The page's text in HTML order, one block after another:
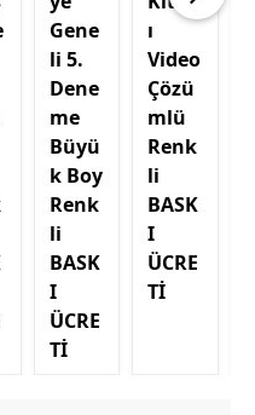
Gene
li 5.
Dene
me
Büyü
k Boy
Renk
li
BASK
I
ÜCRE
Tİ
ı
Video
Çözü
mlü
Renk
li
BASK
I
ÜCRE
Tİ